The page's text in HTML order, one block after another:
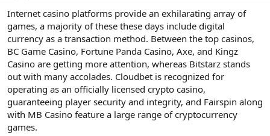
Internet casino platforms provide an exhilarating array of
games, a majority of these these days include digital
currency as a transaction method. Between the top casinos,
BC Game Casino, Fortune Panda Casino, Axe, and Kingz
Casino are getting more attention, whereas Bitstarz stands
out with many accolades. Cloudbet is recognized for
operating as an officially licensed crypto casino,
guaranteeing player security and integrity, and Fairspin along
with MB Casino feature a large range of cryptocurrency
games.